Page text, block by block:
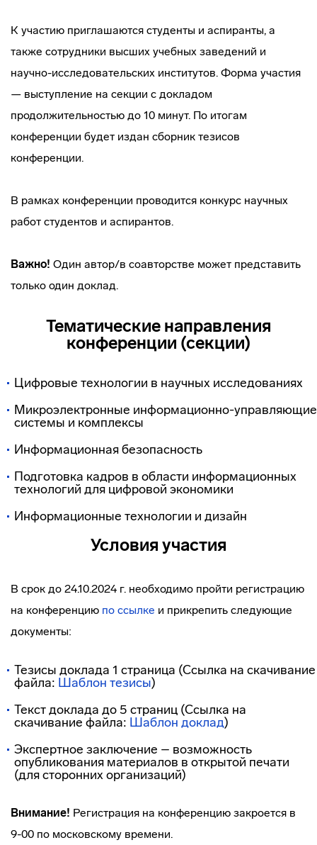
К участию приглашаются студенты и аспиранты, а
также сотрудники высших учебных заведений и
научно-исследовательских институтов. Форма участия
— выступление на секции с докладом
продолжительностью до 10 минут. По итогам
конференции будет издан сборник тезисов
конференции.
В рамках конференции проводится конкурс научных
работ студентов и аспирантов.
Важно! Один автор/в соавторстве может представить
только один доклад.
Тематические направления
конференции (секции)
Цифровые технологии в научных исследованиях
Микроэлектронные информационно-управляющие
системы и комплексы
Информационная безопасность
Подготовка кадров в области информационных
технологий для цифровой экономики
Информационные технологии и дизайн
Условия участия
В срок до 24.10.2024 г. необходимо пройти регистрацию
на конференцию по ссылке и прикрепить следующие
документы:
Тезисы доклада 1 страница (Ссылка на скачивание
файла: Шаблон тезисы)
Текст доклада до 5 страниц (Ссылка на
скачивание файла: Шаблон доклад)
Экспертное заключение – возможность
опубликования материалов в открытой печати
(для сторонних организаций)
Внимание! Регистрация на конференцию закроется в
9-00 по московскому времени.